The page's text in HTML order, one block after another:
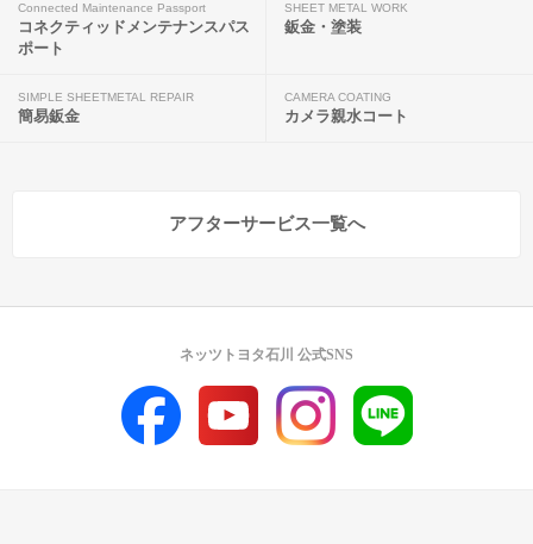
Connected Maintenance Passport
コネクティッドメンテナンスパス
ポート
SHEET METAL WORK
鈑金・塗装
SIMPLE SHEETMETAL REPAIR
簡易鈑金
CAMERA COATING
カメラ親水コート
アフターサービス一覧へ
ネッツトヨタ石川 公式SNS